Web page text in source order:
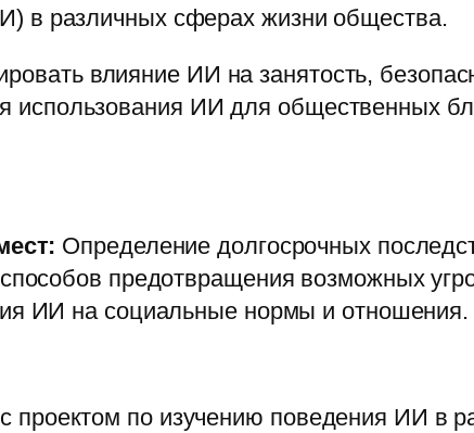
в различных сферах жизни общества.
влияние ИИ на занятость,
использования ИИ для общественных
Определение долгосрочных
предотвращения возможных
ИИ на социальные нормы и отношения.
проектом по изучению поведения ИИ в